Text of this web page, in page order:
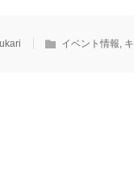
イベント情報,